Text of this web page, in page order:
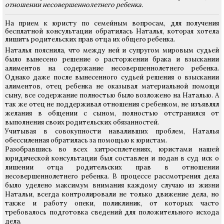
отношении несовершеннолетнего ребенка.
На прием к юристу по семейным вопросам, для получения
бесплатной консультации обратилась Наталья, которая хотела
лишить родительских прав отца их общего ребенка.
Наталья пояснила, что между ней и супругом мировым судьей
было вынесено решение о расторжении брака и взыскании
алиментов на содержание несовершеннолетнего ребенка.
Однако даже после вынесенного судьей решения о взыскании
алиментов, отец ребенка не оказывал материальной помощи
сыну, все содержание полностью было возложено на Наталью. А
так же отец не поддерживал отношения с ребенком, не изъявлял
желания в общении с сыном, полностью отстранился от
выполнения своих родительских обязанностей.
Учитывая в совокупности наваливших проблем, Наталья
обессиленная обратилась за помощью к юристам.
Разобравшись во всех хитросплетениях, юристами нашей
юридической консультации был составлен и подан в суд иск о
лишении отца родительских прав в отношении
несовершеннолетнего ребенка. В процессе рассмотрения дела
было уделено максимум внимания каждому случаю из жизни
Натальи, всегда контролировали не только движение дела, но
также и работу опеки, поликлиник, от которых часто
требовалось подготовка сведений для положительного исхода
дела.